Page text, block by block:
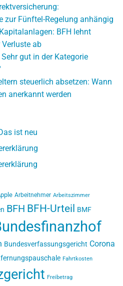
zur Fünftel-Regelung anhängig
BFH lehnt
ab
gut in der Kategorie
steuerlich absetzen: Wann
anerkannt werden
ist neu
Arbeitnehmer Arbeitszimmer
BFH BFH-Urteil BMF
Bundesverfassungsgericht Corona
Fahrtkosten
Freibetrag